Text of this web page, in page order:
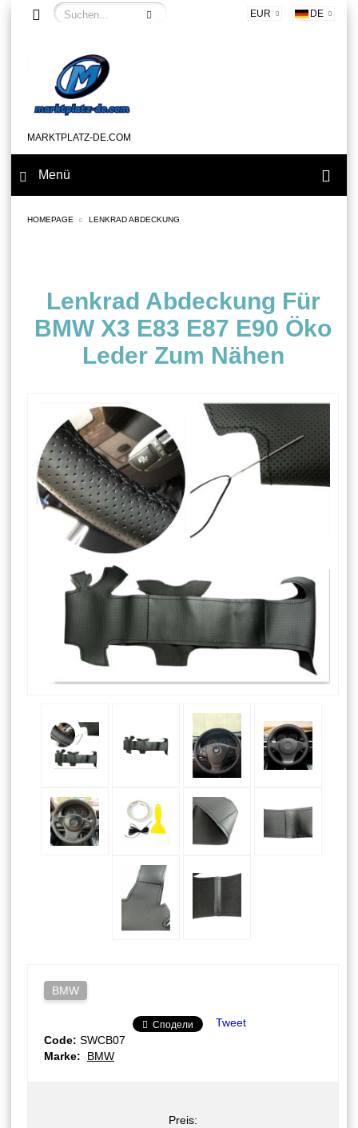
EUR DE
MARKTPLATZ-DE.COM
Menü
HOMEPAGE LENKRAD ABDECKUNG
Lenkrad Abdeckung Für
BMW X3 E83 E87 E90 Öko
Leder Zum Nähen
BMW
Сподели
Tweet
Code: SWCB07
Marke:
BMW
Preis: